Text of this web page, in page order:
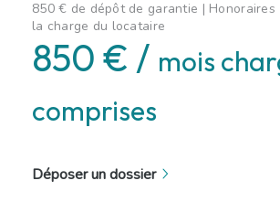
850 € de dépôt de garantie | Honoraires
la charge du locataire
850 € / mois
comprises
Déposer un dossier